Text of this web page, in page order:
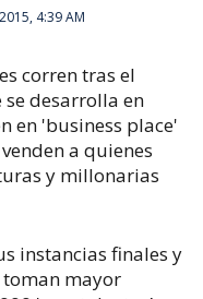
4:39 AM
corren tras el
desarrolla en
en 'business place'
a quienes
y millonarias
instancias finales y
mayor